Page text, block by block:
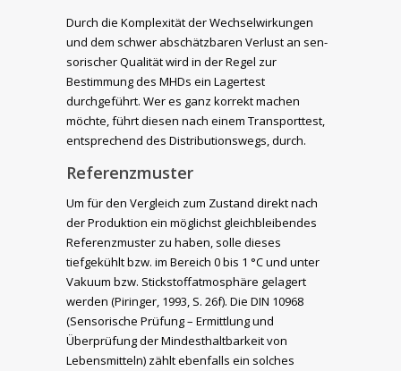
Durch die Komplexität der Wechselwirkungen
und dem schwer abschätzbaren Verlust an sen­
sorischer Qualität wird in der Regel zur
Bestimmung des MHDs ein Lagertest
durchgeführt. Wer es ganz korrekt machen
möchte, führt diesen nach einem Transporttest,
entsprechend des Distributionswegs, durch.
Referenzmuster
Um für den Vergleich zum Zustand direkt nach
der Produktion ein möglichst gleichbleibendes
Referenzmuster zu haben, solle dieses
tiefgekühlt bzw. im Bereich 0 bis 1 °C und unter
Vakuum bzw. Stickstoffatmosphäre gelagert
werden (Piringer, 1993, S. 26f). Die DIN 10968
(Sensorische Prüfung – Ermittlung und
Überprüfung der Mindesthaltbarkeit von
Lebensmitteln) zählt ebenfalls ein solches